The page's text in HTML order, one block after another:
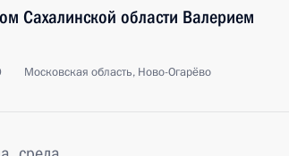
Сахалинской области Валерием
Московская область, Ново-Огарёво